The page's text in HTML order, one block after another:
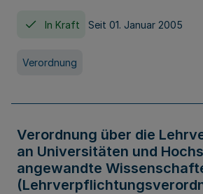
In Kraft Seit 01. Januar 2005
Verordnung
Verordnung über die
an Universitäten und
angewandte